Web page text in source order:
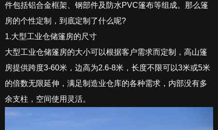
件包括铝合金框架、钢部件及防水PVC篷布等组成。那么篷
房的个性定制，到底定制了什么呢?
1.大型工业仓储篷房的尺寸
大型工业仓储篷房的大小可以根据客户需求而定制，高山篷
房提供跨度3-60米，边高为2.6-8米，长度不限可以3米或5米
的倍数无限延伸，满足制造业仓库的各种需求，内部没有多
余支柱，空间使用灵活。